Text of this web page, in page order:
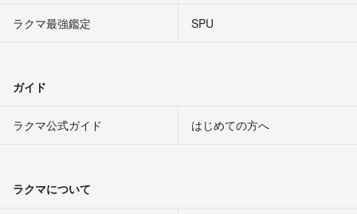
ラクマ最強鑑定
SPU
ガイド
ラクマ公式ガイド はじめての方へ
ラクマについて